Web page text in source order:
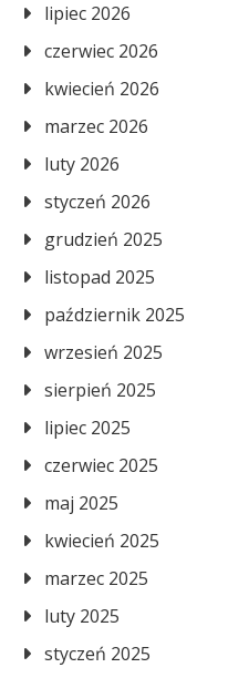
lipiec 2026
czerwiec 2026
kwiecień 2026
marzec 2026
luty 2026
styczeń 2026
grudzień 2025
listopad 2025
październik 2025
wrzesień 2025
sierpień 2025
lipiec 2025
czerwiec 2025
maj 2025
kwiecień 2025
marzec 2025
luty 2025
styczeń 2025